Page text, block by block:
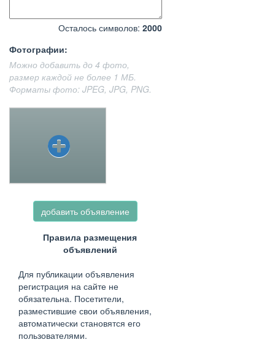
Осталось символов: 2000
Фотографии:
Можно добавить до 4 фото,
размер каждой не более 1 МБ.
Форматы фото: JPEG, JPG, PNG.
добавить объявление
Правила размещения
объявлений
Для публикации объявления
регистрация на сайте не
обязательна. Посетители,
разместившие свои объявления,
автоматически становятся его
пользователями.